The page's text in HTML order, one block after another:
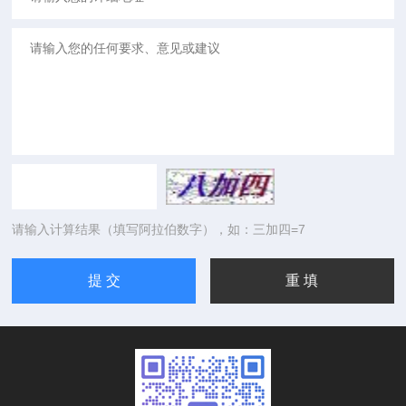
请输入计算结果（填写阿拉伯数字），如：三加四=7